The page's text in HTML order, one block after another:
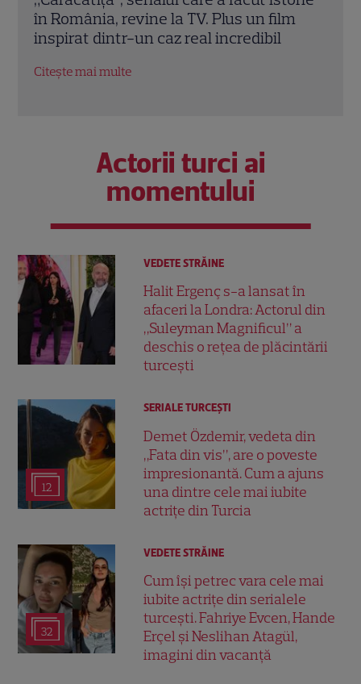
invidiat: „Ridic 85 de kilograme”. Ce
alimente evită vedeta Antena 1.
Actorii turci ai
momentului
VEDETE STRĂINE
Halit Ergenç s-a lansat în
afaceri la Londra: Actorul din
„Suleyman Magnificul” a
deschis o rețea de plăcintării
turcești
12
SERIALE TURCEŞTI
Demet Özdemir, vedeta din
„Fata din vis”, are o poveste
impresionantă. Cum a ajuns
una dintre cele mai iubite
actrițe din Turcia
32
VEDETE STRĂINE
Cum își petrec vara cele mai
iubite actrițe din serialele
turcești. Fahriye Evcen, Hande
Erçel și Neslihan Atagül,
imagini din vacanță